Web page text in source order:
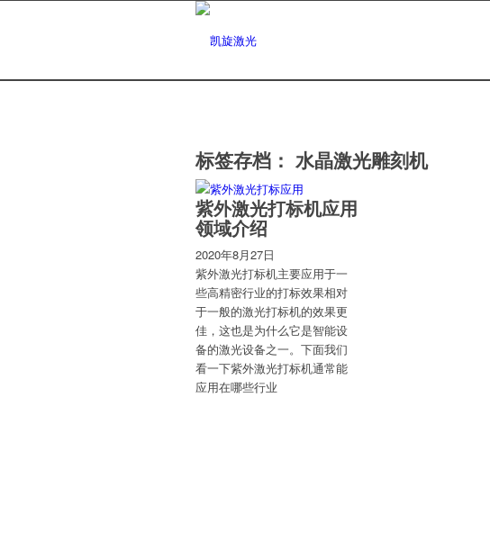
标签存档： 水晶激光雕刻机
紫外激光打标机应用
领域介绍
2020年8月27日
紫外激光打标机主要应用于一
些高精密行业的打标效果相对
于一般的激光打标机的效果更
佳，这也是为什么它是智能设
备的激光设备之一。下面我们
看一下紫外激光打标机通常能
应用在哪些行业